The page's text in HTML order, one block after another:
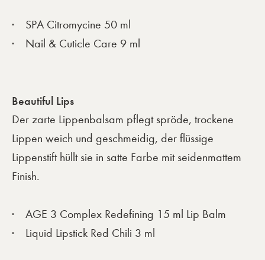
SPA Citromycine 50 ml
Nail & Cuticle Care 9 ml
Beautiful Lips
Der zarte Lippenbalsam pflegt spröde, trockene
Lippen weich und geschmeidig, der flüssige
Lippenstift hüllt sie in satte Farbe mit seidenmattem
Finish.
AGE 3 Complex Redefining 15 ml Lip Balm
Liquid Lipstick Red Chili 3 ml